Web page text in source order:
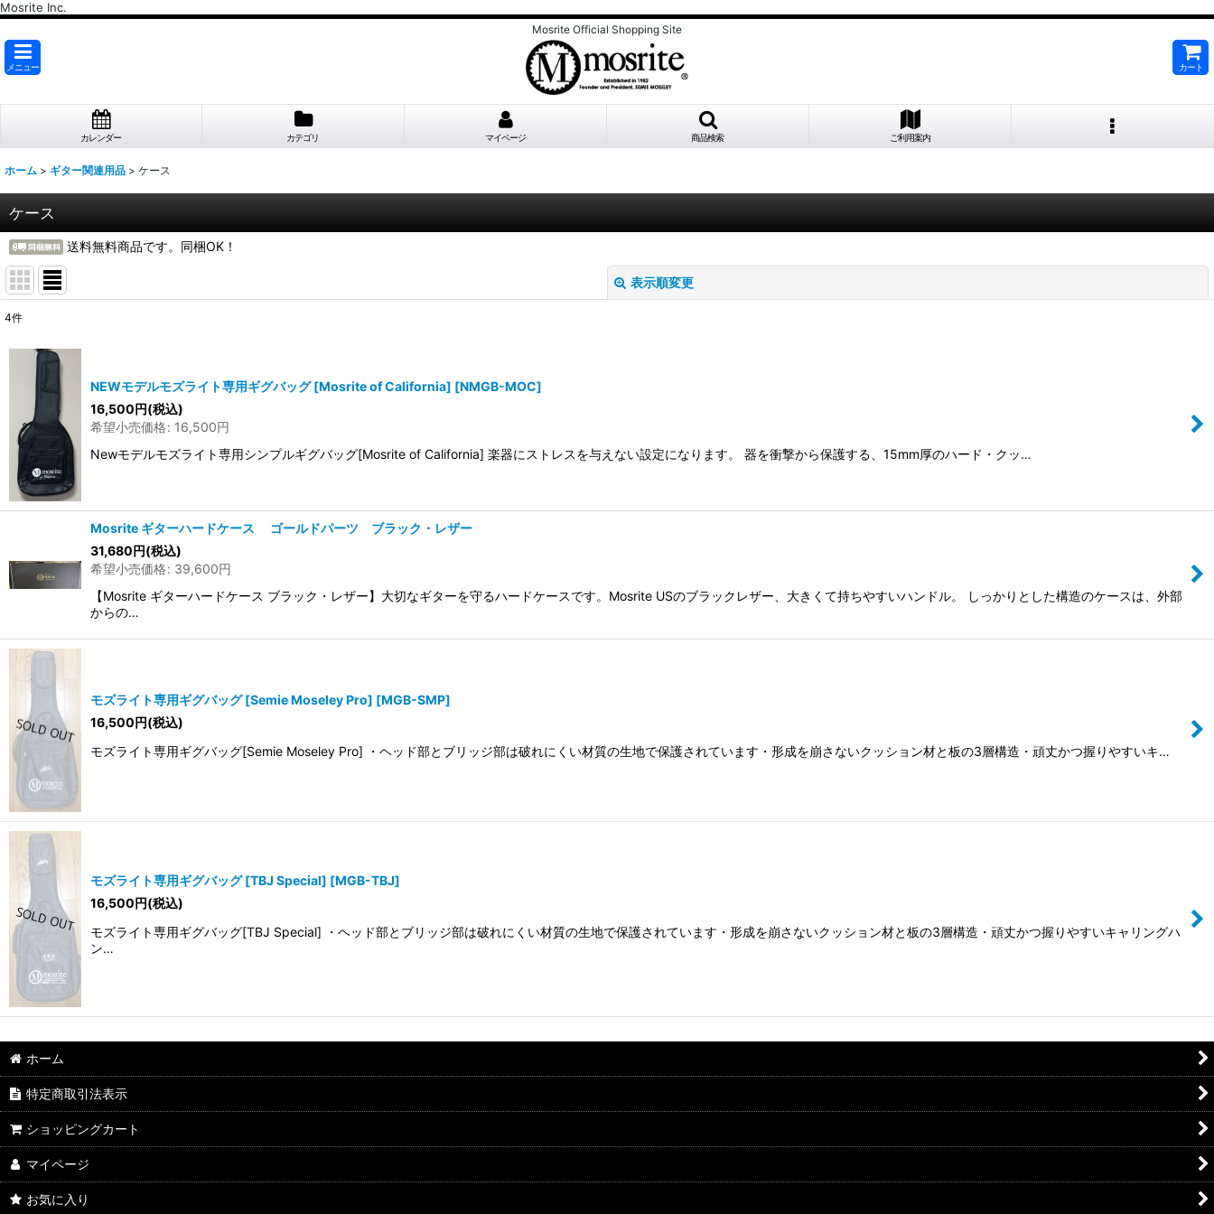
Mosrite Inc.
Mosrite Official Shopping Site
メニュー カート
カレンダー カテゴリ マイページ 商品検索 ご利用案内
ホーム > ギター関連用品 > ケース
ケース
送料無料商品です。同梱OK！
表示順変更
並び順 :
4件
NEWモデルモズライト専用ギグバッグ [Mosrite of California] [NMGB-MOC]
16,500円(税込)
希望小売価格: 16,500円
Newモデルモズライト専用シンプルギグバッグ[Mosrite of California] 楽器にストレスを与えない設定になります。 器を衝撃から保護する、15mm厚のハード・クッ…
Mosrite ギターハードケース ゴールドパーツ ブラック・レザー
31,680円(税込)
希望小売価格: 39,600円
【Mosrite ギターハードケース ブラック・レザー】大切なギターを守るハードケースです。Mosrite USのブラックレザー、大きくて持ちやすいハンドル。 しっかりとした構造のケースは、外部
からの…
モズライト専用ギグバッグ [Semie Moseley Pro] [MGB-SMP]
16,500円(税込)
モズライト専用ギグバッグ[Semie Moseley Pro] ・ヘッド部とブリッジ部は破れにくい材質の生地で保護されています・形成を崩さないクッション材と板の3層構造・頑丈かつ握りやすいキ…
モズライト専用ギグバッグ [TBJ Special] [MGB-TBJ]
16,500円(税込)
モズライト専用ギグバッグ[TBJ Special] ・ヘッド部とブリッジ部は破れにくい材質の生地で保護されています・形成を崩さないクッション材と板の3層構造・頑丈かつ握りやすいキャリングハ
ン…
ホーム
特定商取引法表示
ショッピングカート
マイページ
お気に入り